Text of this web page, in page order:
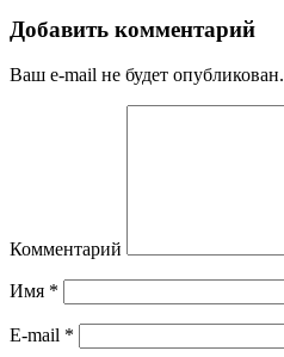
Добавить комментарий
Ваш e-mail не будет опубликован.
Комментарий
Имя *
E-mail *